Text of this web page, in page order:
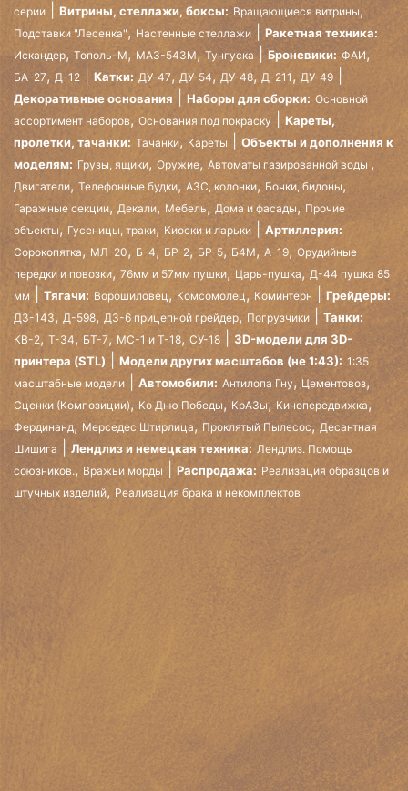
серии
Витрины, стеллажи, боксы: Вращающиеся витрины,
Подставки "Лесенка", Настенные стеллажи Ракетная техника:
Искандер, Тополь-М, МАЗ-543М,Тунгуска Броневики: ФАИ,
БА-27, Д-12 Катки: ДУ-47, ДУ-54, ДУ-48, Д-211 , ДУ-49
Декоративные основания Наборы для сборки: Основной
ассортимент наборов, Основания под покраску
Кареты,
пролетки, тачанки: Тачанки, Кареты
Объекты и дополнения к
моделям: Грузы, ящики, Оружие, Автоматы газированной воды ,
Двигатели, Телефонные будки, АЗС, колонки, Бочки, бидоны,
Гаражные секции, Декали, Мебель, Дома и фасады, Прочие
объекты, Гусеницы, траки, Киоски и ларьки Артиллерия:
Сорокопятка, МЛ-20, Б-4, БР-2, БР-5, Б4М, А-19, Орудийные
передки и повозки, 76мм и 57мм пушки, Царь-пушка, Д-44 пушка 85
мм
Тягачи: Ворошиловец, Комсомолец, Коминтерн Грейдеры:
ДЗ-143, Д-598, ДЗ-6 прицепной грейдер, Погрузчики Танки:
КВ-2, Т-34, БТ-7, МС-1 и Т-18,СУ-18
3D-модели для 3D-
принтера (STL)
Модели других масштабов (не 1:43): 1:35
масштабные модели
Автомобили: Антилопа Гну, Цементовоз,
Сценки (Композиции), Ко Дню Победы, КрАЗы, Кинопередвижка,
Фердинанд, Мерседес Штирлица,Проклятый Пылесос,Десантная
Шишига
Лендлиз и немецкая техника: Лендлиз. Помощь
союзников., Вражьи морды Распродажа: Реализация образцов и
штучных изделий,Реализация брака и некомплектов